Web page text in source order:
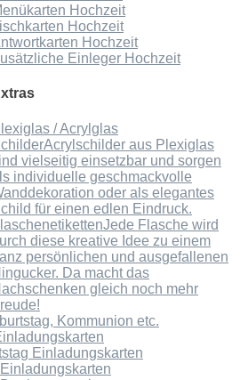
Hochzeit
Hochzeit
Hochzeit
Einleger Hochzeit
/ Acrylglas
Acrylschilder aus Plexiglas
vielseitig einsetzbar und sorgen
individuelle geschmackvolle
oder als elegantes
für einen edlen Eindruck.
Jede Flasche wird
diese kreative Idee zu einem
persönlichen und ausgefallenen
Da macht das
gleich noch mehr
Kommunion etc.
Einladungskarten